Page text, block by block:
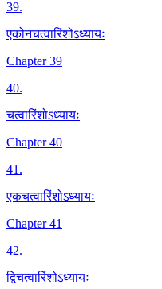
39.
एकोनचत्वारिंशोऽध्यायः
Chapter 39
40.
चत्वारिंशोऽध्यायः
Chapter 40
41.
एकचत्वारिंशोऽध्यायः
Chapter 41
42.
द्विचत्वारिंशोऽध्यायः